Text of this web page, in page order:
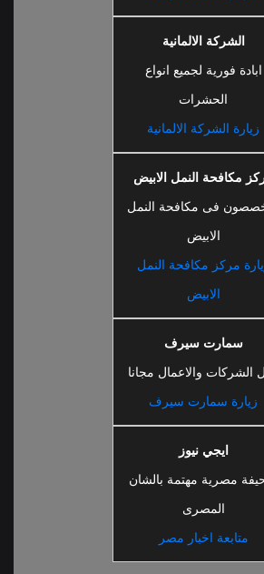
الشركة الالمانية
ابادة فورية لجميع انواع
الحشرات
زيارة الشركة الالمانية
مكافحة النمل الابيض
فى مكافحة النمل
الابيض
مركز مكافحة النمل
الابيض
سمارت سيرف
الشركات والاعمال مجانا
زيارة سمارت سيرف
ايجي نيوز
مصرية مهتمة بالشان
المصرى
متابعة اخبار مصر